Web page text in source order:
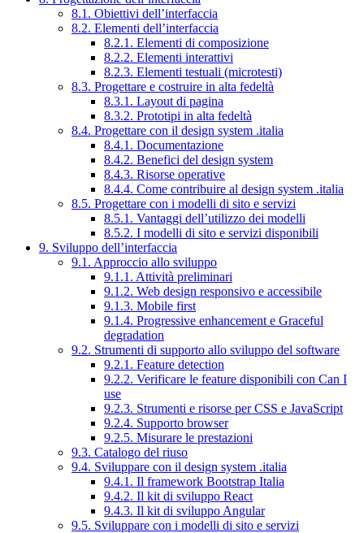
8.1. Obiettivi dell’interfaccia
8.2. Elementi dell’interfaccia
8.2.1. Elementi di composizione
8.2.2. Elementi interattivi
8.2.3. Elementi testuali (microtesti)
8.3. Progettare e costruire in alta fedeltà
8.3.1. Layout di pagina
8.3.2. Prototipi in alta fedeltà
8.4. Progettare con il design system .italia
8.4.1. Documentazione
8.4.2. Benefici del design system
8.4.3. Risorse operative
8.4.4. Come contribuire al design system .italia
8.5. Progettare con i modelli di sito e servizi
8.5.1. Vantaggi dell’utilizzo dei modelli
8.5.2. I modelli di sito e servizi disponibili
9. Sviluppo dell’interfaccia
9.1. Approccio allo sviluppo
9.1.1. Attività preliminari
9.1.2. Web design responsivo e accessibile
9.1.3. Mobile first
9.1.4. Progressive enhancement e Graceful
degradation
9.2. Strumenti di supporto allo sviluppo del software
9.2.1. Feature detection
9.2.2. Verificare le feature disponibili con Can I
use
9.2.3. Strumenti e risorse per CSS e JavaScript
9.2.4. Supporto browser
9.2.5. Misurare le prestazioni
9.3. Catalogo del riuso
9.4. Sviluppare con il design system .italia
9.4.1. Il framework Bootstrap Italia
9.4.2. Il kit di sviluppo React
9.4.3. Il kit di sviluppo Angular
9.5. Sviluppare con i modelli di sito e servizi